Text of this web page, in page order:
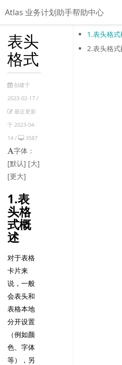
Atlas 业务计划助手帮助中心
表头
格式
创建于
2023-02-17 /
最近更新
于 2023-04-
14 /
3587
字体：
[默认] [大]
[更大]
1.表
头格
式概
述
对于表格
卡片来
说，一般
会表头和
表格本地
分开设置
（例如颜
色、字体
等），另
1.表头格式
2.表头格